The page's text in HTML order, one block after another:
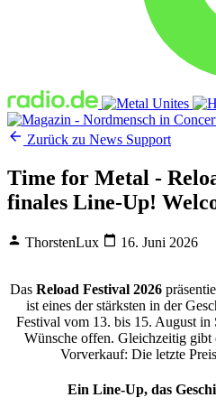
Zurück zu News Support
Time for Metal -
finales Line-Up!
ThorstenLux 16. Juni 2026
Das Reload Festival 2026
ist eines der stärksten in der
Festival vom 13. bis 15. August in
Wünsche offen. Gleichzeitig gibt
Vorverkauf: Die letzte
Ein Line-Up, das